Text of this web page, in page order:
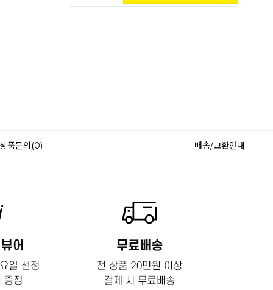
상품문의(0) 배송/교환안내